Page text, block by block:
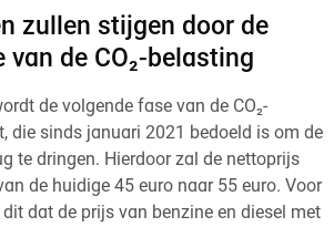
zullen stijgen door de
van de CO₂-belasting
de volgende fase van de CO₂-
die sinds januari 2021 bedoeld is om de
te dringen. Hierdoor zal de nettoprijs
de huidige 45 euro naar 55 euro. Voor
dat de prijs van benzine en diesel met